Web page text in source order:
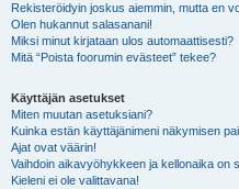
Rekisteröidyin joskus aiemmin, mutta en
Olen hukannut salasanani!
Miksi minut kirjataan ulos automaattisesti?
Mitä “Poista foorumin evästeet” tekee?
Käyttäjän asetukset
Miten muutan asetuksiani?
Kuinka estän käyttäjänimeni näkymisen
Ajat ovat väärin!
Vaihdoin aikavyöhykkeen ja kellonaika on
Kieleni ei ole valittavana!